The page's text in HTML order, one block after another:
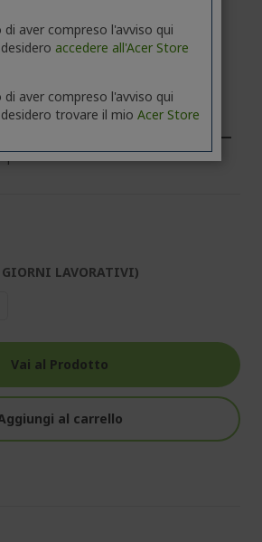
o un'azienda? Scopri le
migliori offerte!
| CREA UN ACCOUNT BUSINESS
LAVORATIVI)
Vai al Prodotto
al carrello
di aver compreso l'avviso qui
accedere all'Acer Store
di aver compreso l'avviso qui
trovare il mio Acer Store